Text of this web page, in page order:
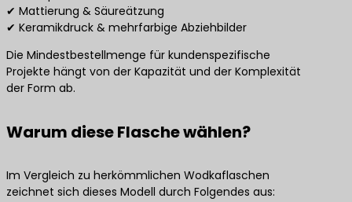
✔ Mattierung & Säureätzung
✔ Keramikdruck & mehrfarbige Abziehbilder
Die Mindestbestellmenge für kundenspezifische
Projekte hängt von der Kapazität und der Komplexität
der Form ab.
Warum diese Flasche wählen?
Im Vergleich zu herkömmlichen Wodkaflaschen
zeichnet sich dieses Modell durch Folgendes aus: